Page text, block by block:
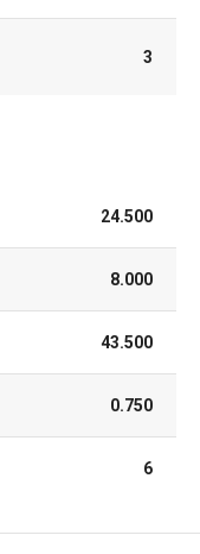
3
24.500
8.000
43.500
0.750
6